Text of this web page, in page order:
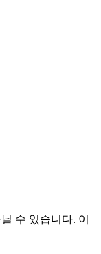
수 있습니다. 이